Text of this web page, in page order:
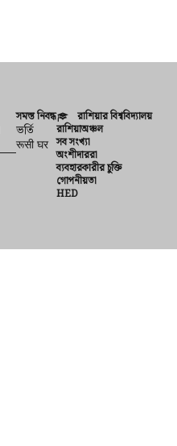
সমস্ত নিবন্ধ
ভর্তি
रूसी घर
রাশিয়ার বিশ্ববিদ্যালয়
রাশিয়াঅঞ্চল
সব সংখ্যা
অংশীদাররা
ব্যবহারকারীর চুক্তি
গোপনীয়তা
HED